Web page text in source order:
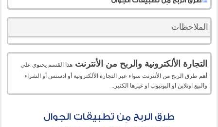
الملاحظات
التجارة الألكترونية والربح من الأنترنت هذا القسم يحتوي علي
أهم طرق الربح من الأنترنت سواء عبر التجارة الألكترونية أو ادسنس أو الشراء
والبيع اونلاين او اليوتيوب او غيرها الكثير..
طرق الربح مِن تطبيقات الجوال